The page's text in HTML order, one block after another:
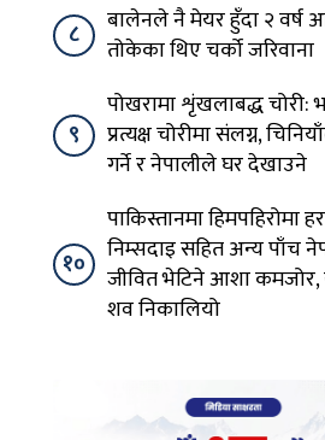
८
बालेनले नै मेयर हुँदा २ वर्ष
तोकेका थिए चर्को जरिवाना
९
पोखरामा शृंखलाबद्ध चोरी:
प्रत्यक्ष चोरीमा संलग्न,
गर्ने र नेपालीले घर देखाउने
१०
पाकिस्तानमा हिमपहिरोमा
निम्सदाइ सहित अन्य पाँच
जीवित भेटिने आशा
शव निकालियो